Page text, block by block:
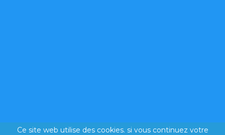
Ce site web utilise des cookies. si vous continuez votre